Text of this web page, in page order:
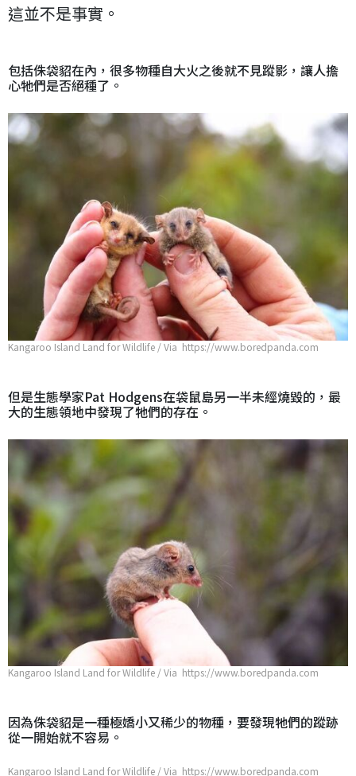
這並不是事實。
包括侏袋貂在內，很多物種自大火之後就不見蹤影，讓人擔
心牠們是否絕種了。
Kangaroo Island Land for Wildlife / Via https://www.boredpanda.com
但是生態學家Pat Hodgens在袋鼠島另一半未經燒毀的，最
大的生態領地中發現了牠們的存在。
Kangaroo Island Land for Wildlife / Via https://www.boredpanda.com
因為侏袋貂是一種極嬌小又稀少的物種，要發現牠們的蹤跡
從一開始就不容易。
Kangaroo Island Land for Wildlife / Via https://www.boredpanda.com